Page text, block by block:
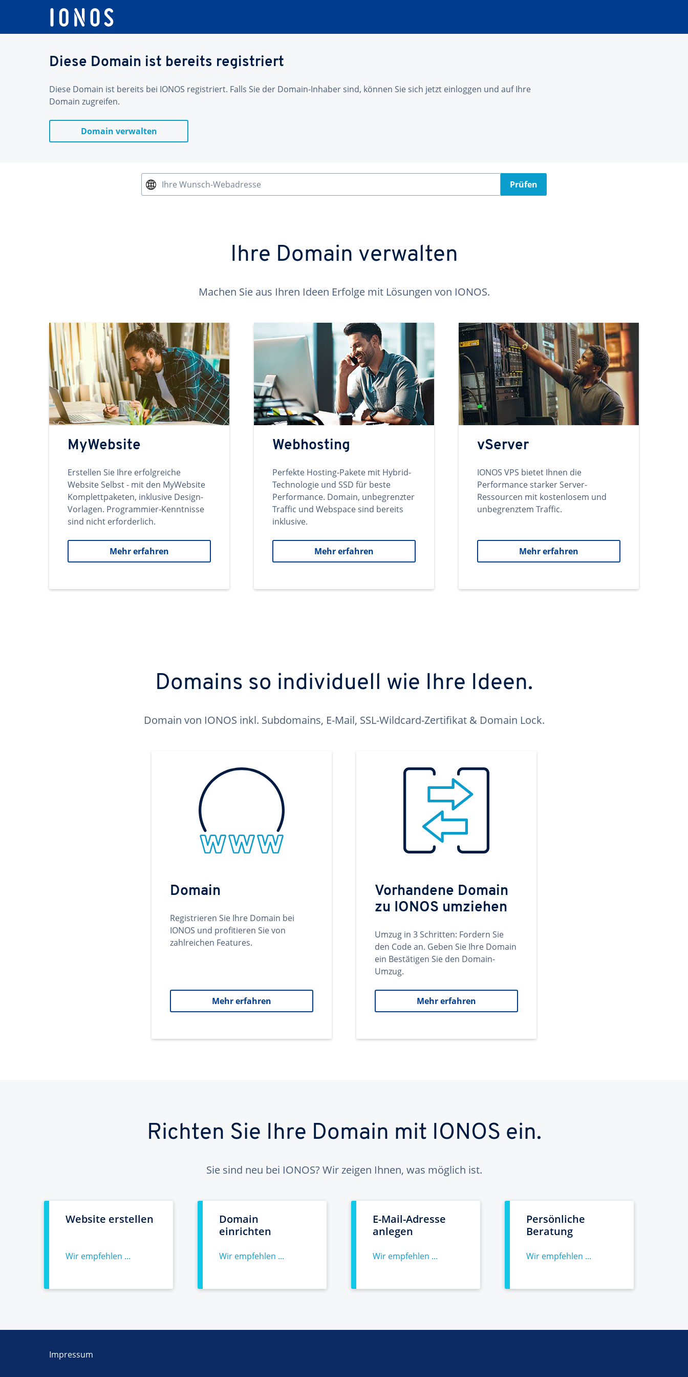
Diese Domain ist bereits registriert
Diese Domain ist bereits bei IONOS registriert. Falls Sie der Domain-Inhaber sind, können Sie sich jetzt einloggen und auf Ihre
Domain zugreifen.
Domain verwalten
Ihre Wunsch-Webadresse Prüfen
Ihre Domain verwalten
Machen Sie aus Ihren Ideen Erfolge mit Lösungen von IONOS.
MyWebsite
Erstellen Sie Ihre erfolgreiche
Website Selbst - mit den MyWebsite
Komplettpaketen, inklusive Design-
Vorlagen. Programmier-Kenntnisse
sind nicht erforderlich.
Mehr erfahren
Webhosting
Perfekte Hosting-Pakete mit Hybrid-
Technologie und SSD für beste
Performance. Domain, unbegrenzter
Traffic und Webspace sind bereits
inklusive.
Mehr erfahren
vServer
IONOS VPS bietet Ihnen die
Performance starker Server-
Ressourcen mit kostenlosem und
unbegrenztem Traffic.
Mehr erfahren
Domains so individuell wie Ihre Ideen.
Domain von IONOS inkl. Subdomains, E-Mail, SSL-Wildcard-Zertifikat & Domain Lock.
Domain
Registrieren Sie Ihre Domain bei
IONOS und profitieren Sie von
zahlreichen Features.
Mehr erfahren
Vorhandene Domain
zu IONOS umziehen
Umzug in 3 Schritten: Fordern Sie
den Code an. Geben Sie Ihre Domain
ein Bestätigen Sie den Domain-
Umzug.
Mehr erfahren
Richten Sie Ihre Domain mit IONOS ein.
Sie sind neu bei IONOS? Wir zeigen Ihnen, was möglich ist.
Website erstellen
Wir empfehlen ...
Domain
einrichten
Wir empfehlen ...
E-Mail-Adresse
anlegen
Wir empfehlen ...
Persönliche
Beratung
Wir empfehlen ...
Impressum